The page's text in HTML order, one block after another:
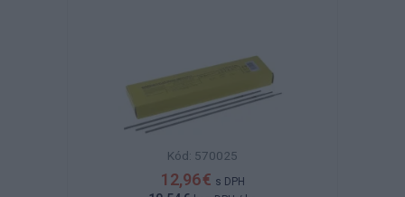
Kód: 570025
12,96 € s DPH